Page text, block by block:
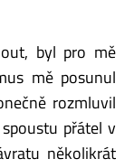
byl pro mě
mě posunul
rozmluvil
přátel v
několikrát